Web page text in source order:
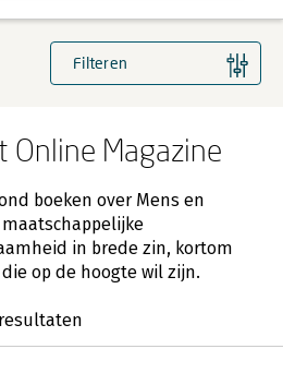
Filteren
Online Magazine
boeken over Mens en
in brede zin, kortom
op de hoogte wil zijn.
resultaten